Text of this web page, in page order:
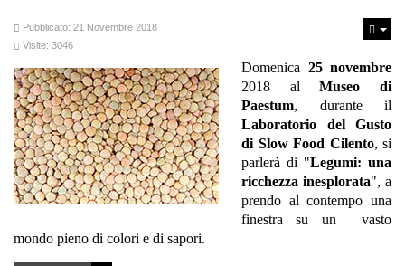
Pubblicato: 21 Novembre 2018
Visite: 3046
Domenica 25 novembre
2018 alMuseo di
Paestum, durante il
Laboratorio del Gusto
di Slow Food Cilento, si
parlerà di "Legumi: una
ricchezza inesplorata", a
prendo al contempo una
finestra su un vasto
mondo pieno di colori e di sapori.